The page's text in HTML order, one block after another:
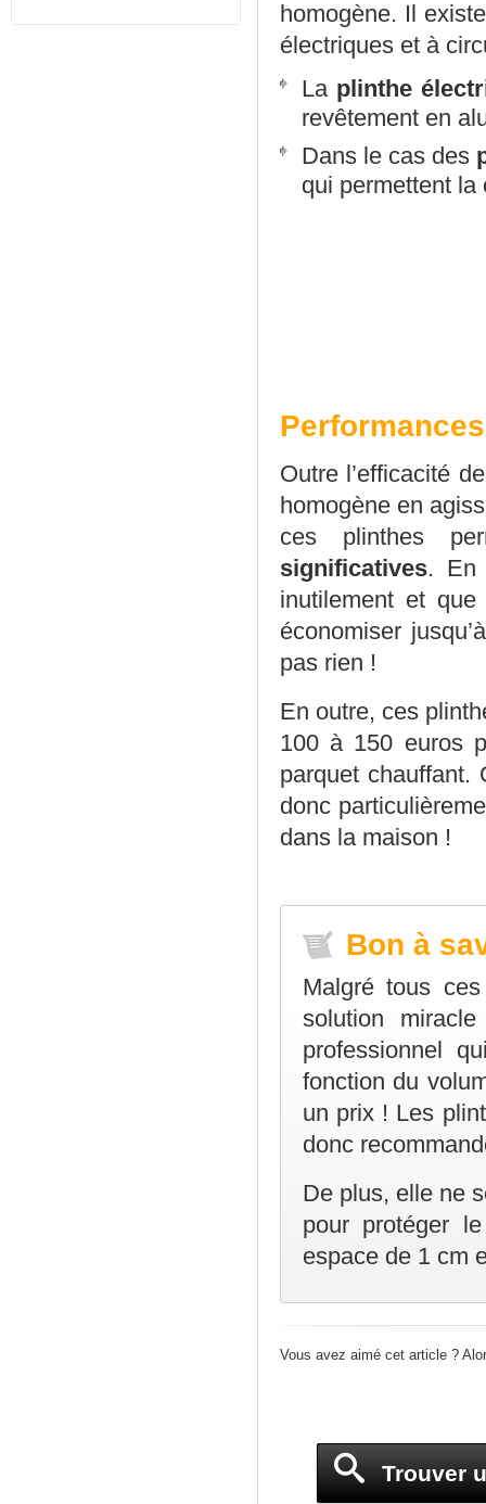
homogène. Il
électriques et à
La plinthe
revêtement en
Dans le cas des
qui permettent la
Outre l’efficacité
homogène en
ces plinthes
significatives. En
inutilement et
économiser
pas rien !
En outre, ces
100 à 150 euros
parquet
donc
dans la maison !
Bon à
Malgré tous
solution
professionnel
fonction du
un prix ! Les
donc
De plus, elle ne
pour protéger
espace de 1 cm
Vous avez aimé cet article ?
Trouver